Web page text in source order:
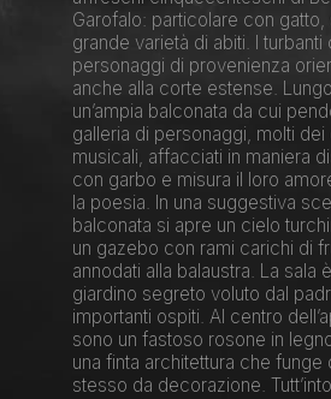
Garofalo: particolare con
grande varietà di abiti. I turbanti
personaggi di provenienza
anche alla corte estense.
un’ampia balconata da cui
galleria di personaggi, molti
musicali, affacciati in maniera
con garbo e misura il loro
la poesia. In una suggestiva
balconata si apre un cielo
un gazebo con rami carichi di
annodati alla balaustra. La sala
giardino segreto voluto dal
importanti ospiti. Al centro
sono un fastoso rosone in
una finta architettura che
stesso da decorazione.